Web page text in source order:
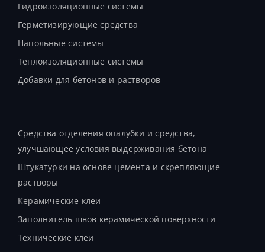
Гидроизоляционные системы
Герметизирующие средства
Напольные системы
Теплоизоляционные системы
Добавки для бетонов и растворов
Средства отделения опалубки и средства,
улучшающее условия выдерживания бетона
Штукатурки на основе цемента и скрепляющие
растворы
Керамические клеи
Заполнитель швов керамической поверхности
Технические клеи